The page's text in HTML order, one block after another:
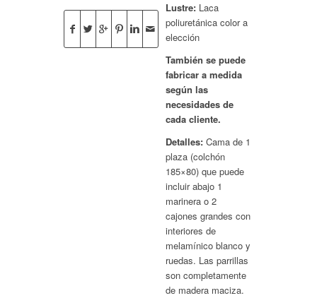
Lustre: Laca
poliuretánica color a
elección
También se puede
fabricar a medida
según las
necesidades de
cada cliente.
Detalles: Cama de 1
plaza (colchón
185×80) que puede
incluir abajo 1
marinera o 2
cajones grandes con
interiores de
melamínico blanco y
ruedas. Las parrillas
son completamente
de madera maciza.